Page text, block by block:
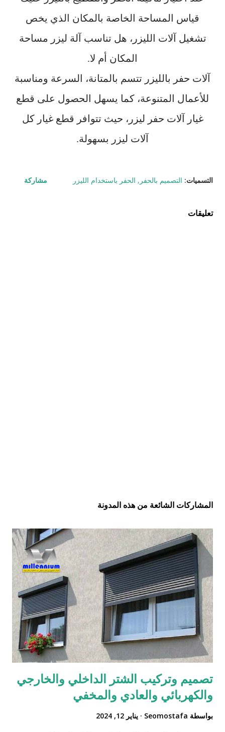
قياس المساحة الخاصة بالمكان الذي يخص
تشغيل آلات الليزر، هل تناسب آلة ليزر مساحة
المكان أم لا.
للأعمال المتنوعة، كما يسهل الحصول على قطع
غيار آلات حفر ليزر، حيث تتوافر قطع غيار كل
آلات ليزر بسهولة.
التسميات: التصميم بالحفر الحفر باستخدام الليزر مشاركة
تعليقات
المشاركات الشائعة من هذه المدونة
تصميم وتركيب الشتر الداخلي والخارجي
والكهربائي والعادي والمخفي
بواسطة Seomostafa يناير 12, 2024